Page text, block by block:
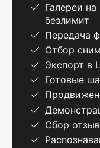
Галереи
безлимит
Передача
Отбор
Экспорт в
Готовые
Сбор